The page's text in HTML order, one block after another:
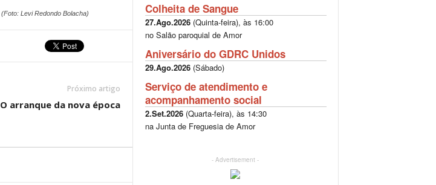
(Foto: Levi Redondo Bolacha)
Próximo artigo
O arranque da nova época
Colheita de Sangue
27.Ago.2026(Quinta-feira), às 16:00
no Salão paroquial de Amor
Aniversário do GDRC Unidos
29.Ago.2026(Sábado)
Serviço de atendimento e
acompanhamento social
2.Set.2026(Quarta-feira), às 14:30
na Junta de Freguesia de Amor
- Advertisement -